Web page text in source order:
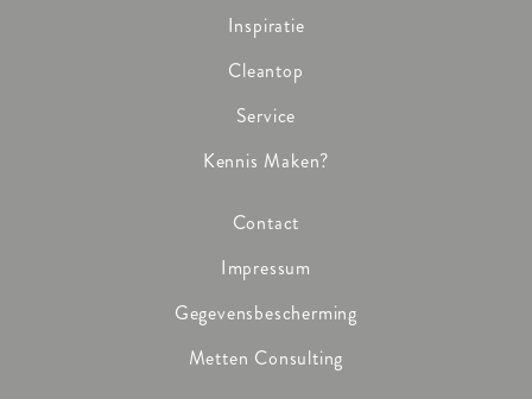
Inspiratie
Cleantop
Service
Kennis Maken?
Contact
Impressum
Gegevensbescherming
Metten Consulting